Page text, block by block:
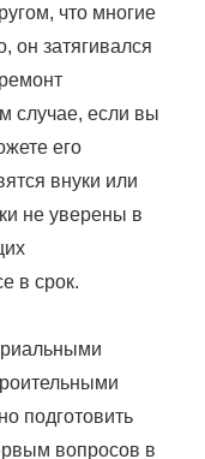
что многие
он затягивался
случае, если вы
его
внуки или
не уверены в
в срок.
подготовить
вопросов в